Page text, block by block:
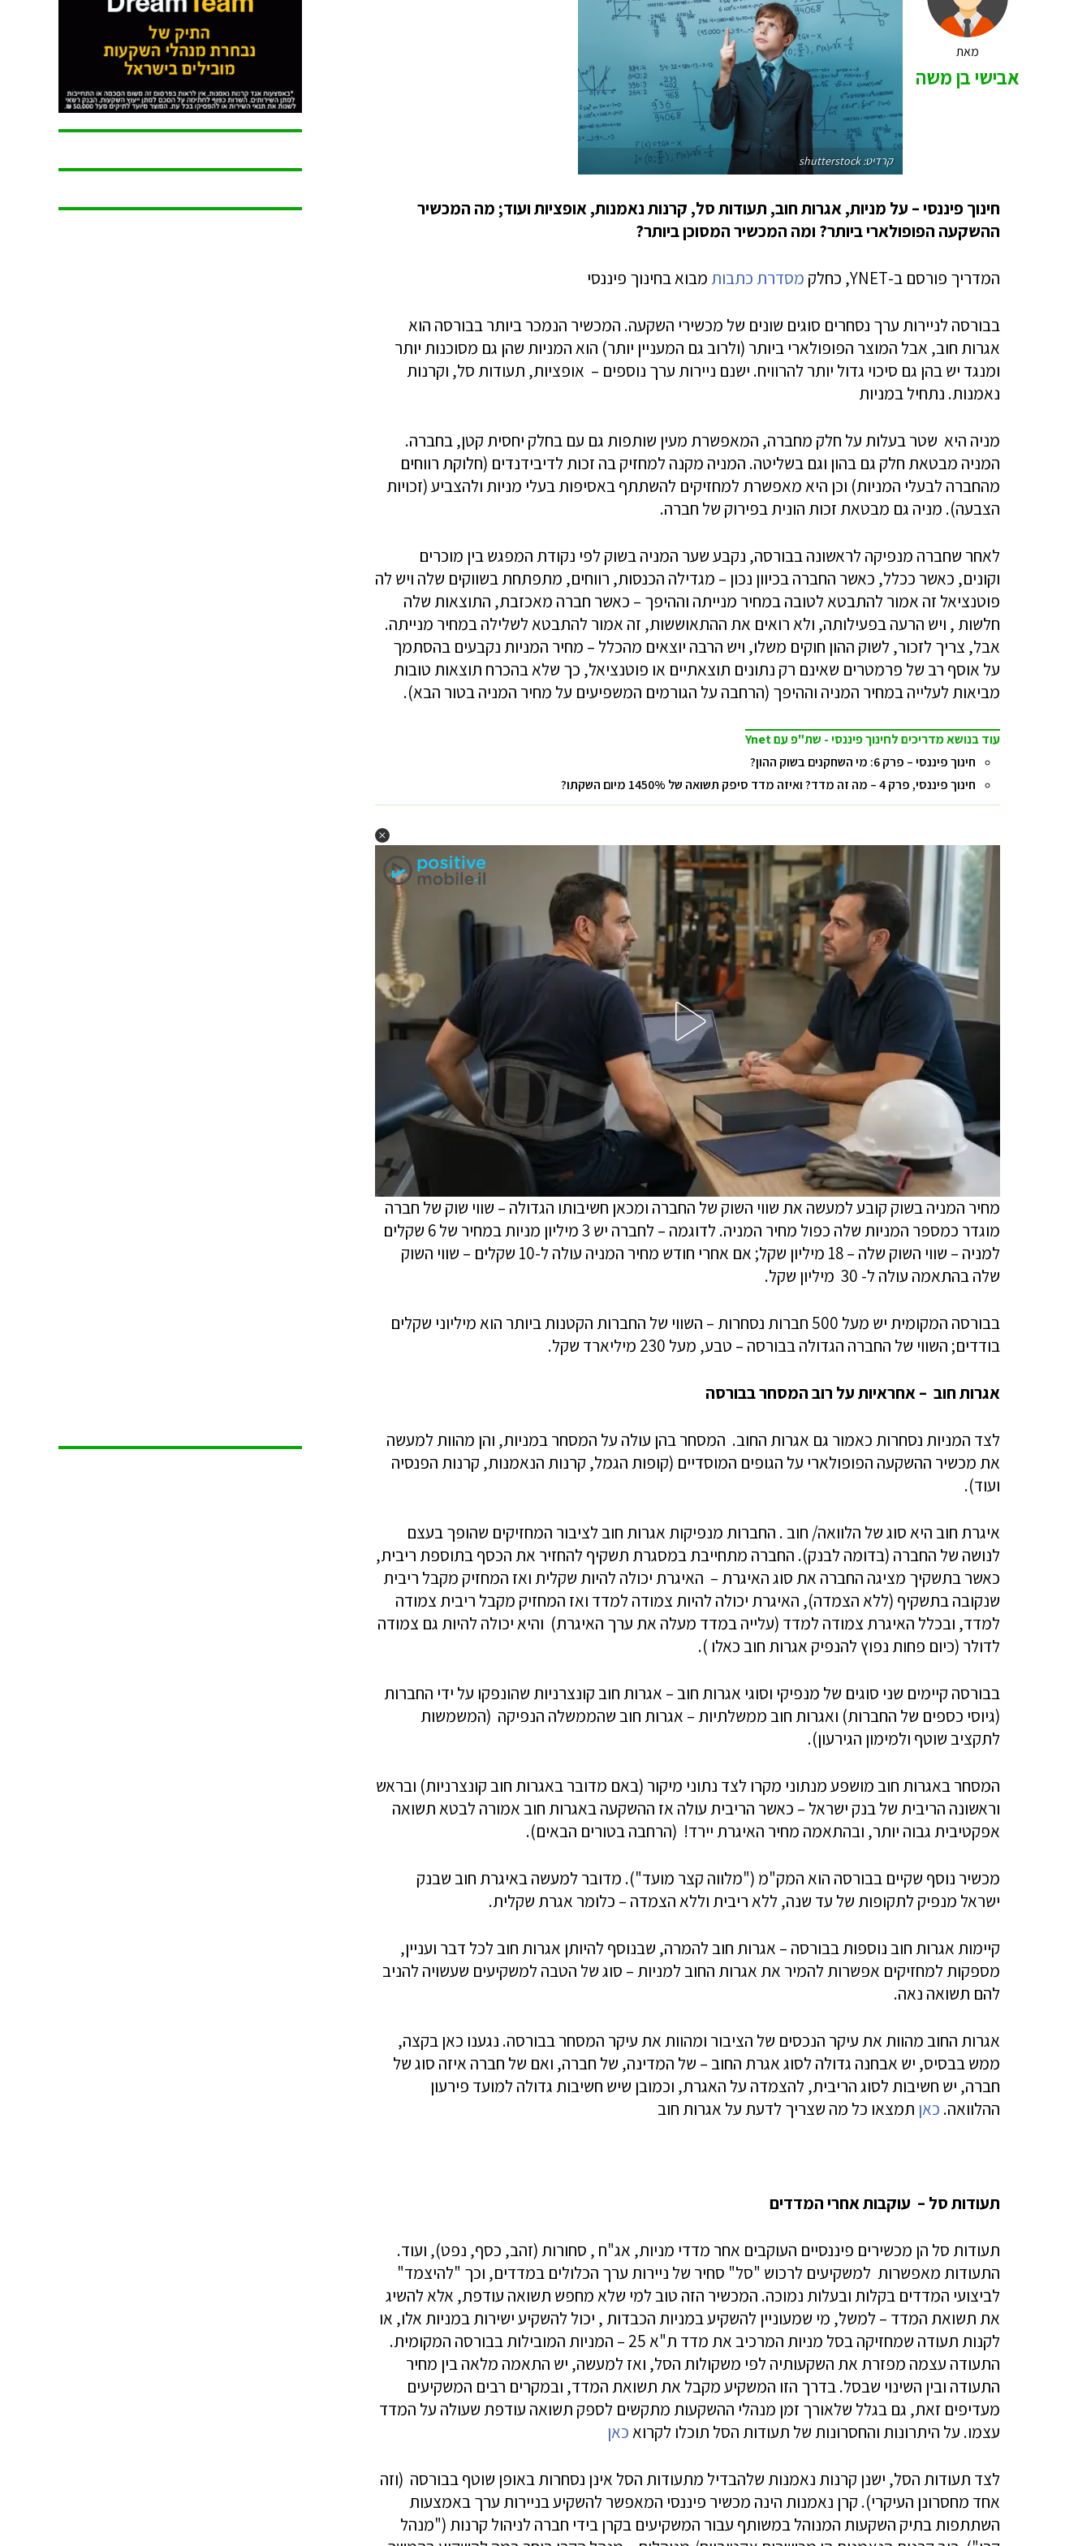
מאת
אבישי בן משה
קרדיט: shutterstock
חינוך פיננסי – על מניות, אגרות חוב, תעודות סל, קרנות נאמנות, אופציות ועוד; מה המכשיר
ההשקעה הפופולארי ביותר? ומה המכשיר המסוכן ביותר?
המדריך פורסם ב-YNET, כחלק מסדרת כתבות מבוא בחינוך פיננסי
בבורסה לניירות ערך נסחרים סוגים שונים של מכשירי השקעה. המכשיר הנמכר ביותר בבורסה הוא
אגרות חוב, אבל המוצר הפופולארי ביותר (ולרוב גם המעניין יותר) הוא המניות שהן גם מסוכנות יותר
ומנגד יש בהן גם סיכוי גדול יותר להרוויח. ישנם ניירות ערך נוספים – אופציות, תעודות סל, וקרנות
נאמנות. נתחיל במניות
מניה היא שטר בעלות על חלק מחברה, המאפשרת מעין שותפות גם עם בחלק יחסית קטן, בחברה.
המניה מבטאת חלק גם בהון וגם בשליטה. המניה מקנה למחזיק בה זכות לדיבידנדים (חלוקת רווחים
מהחברה לבעלי המניות) וכן היא מאפשרת למחזיקים להשתתף באסיפות בעלי מניות ולהצביע (זכויות
הצבעה). מניה גם מבטאת זכות הונית בפירוק של חברה.
לאחר שחברה מנפיקה לראשונה בבורסה, נקבע שער המניה בשוק לפי נקודת המפגש בין מוכרים
וקונים, כאשר ככלל, כאשר החברה בכיוון נכון – מגדילה הכנסות, רווחים, מתפתחת בשווקים שלה ויש לה
פוטנציאל זה אמור להתבטא לטובה במחיר מנייתה וההיפך – כאשר חברה מאכזבת, התוצאות שלה
חלשות , ויש הרעה בפעילותה, ולא רואים את ההתאוששות, זה אמור להתבטא לשלילה במחיר מנייתה.
אבל, צריך לזכור, לשוק ההון חוקים משלו, ויש הרבה יוצאים מהכלל – מחיר המניות נקבעים בהסתמך
על אוסף רב של פרמטרים שאינם רק נתונים תוצאתיים או פוטנציאל, כך שלא בהכרח תוצאות טובות
מביאות לעלייה במחיר המניה וההיפך (הרחבה על הגורמים המשפיעים על מחיר המניה בטור הבא).
עוד בנושא מדריכים לחינוך פיננסי - שת"פ עם Ynet
חינוך פיננסי – פרק 6: מי השחקנים בשוק ההון?
חינוך פיננסי, פרק 4 – מה זה מדד? ואיזה מדד סיפק תשואה של 1450% מיום השקתו?
מחיר המניה בשוק קובע למעשה את שווי השוק של החברה ומכאן חשיבותו הגדולה – שווי שוק של חברה
מוגדר כמספר המניות שלה כפול מחיר המניה. לדוגמה – לחברה יש 3 מיליון מניות במחיר של 6 שקלים
למניה – שווי השוק שלה – 18 מיליון שקל; אם אחרי חודש מחיר המניה עולה ל-10 שקלים – שווי השוק
שלה בהתאמה עולה ל- 30 מיליון שקל.
בבורסה המקומית יש מעל 500 חברות נסחרות – השווי של החברות הקטנות ביותר הוא מיליוני שקלים
בודדים; השווי של החברה הגדולה בבורסה – טבע, מעל 230 מיליארד שקל.
אגרות חוב – אחראיות על רוב המסחר בבורסה
לצד המניות נסחרות כאמור גם אגרות החוב. המסחר בהן עולה על המסחר במניות, והן מהוות למעשה
את מכשיר ההשקעה הפופולארי על הגופים המוסדיים (קופות הגמל, קרנות הנאמנות, קרנות הפנסיה
ועוד).
איגרת חוב היא סוג של הלוואה/ חוב . החברות מנפיקות אגרות חוב לציבור המחזיקים שהופך בעצם
לנושה של החברה (בדומה לבנק). החברה מתחייבת במסגרת תשקיף להחזיר את הכסף בתוספת ריבית,
כאשר בתשקיך מציגה החברה את סוג האיגרת – האיגרת יכולה להיות שקלית ואז המחזיק מקבל ריבית
שנקובה בתשקיף (ללא הצמדה), האיגרת יכולה להיות צמודה למדד ואז המחזיק מקבל ריבית צמודה
למדד, ובכלל האיגרת צמודה למדד (עלייה במדד מעלה את ערך האיגרת) והיא יכולה להיות גם צמודה
לדולר (כיום פחות נפוץ להנפיק אגרות חוב כאלו ).
בבורסה קיימים שני סוגים של מנפיקי וסוגי אגרות חוב – אגרות חוב קונצרניות שהונפקו על ידי החברות
(גיוסי כספים של החברות) ואגרות חוב ממשלתיות – אגרות חוב שהממשלה הנפיקה (המשמשות
לתקציב שוטף ולמימון הגירעון).
המסחר באגרות חוב מושפע מנתוני מקרו לצד נתוני מיקור (באם מדובר באגרות חוב קונצרניות) ובראש
וראשונה הריבית של בנק ישראל – כאשר הריבית עולה אז ההשקעה באגרות חוב אמורה לבטא תשואה
אפקטיבית גבוה יותר, ובהתאמה מחיר האיגרת יירד! (הרחבה בטורים הבאים).
מכשיר נוסף שקיים בבורסה הוא המק"מ ("מלווה קצר מועד"). מדובר למעשה באיגרת חוב שבנק
ישראל מנפיק לתקופות של עד שנה, ללא ריבית וללא הצמדה – כלומר אגרת שקלית.
קיימות אגרות חוב נוספות בבורסה – אגרות חוב להמרה, שבנוסף להיותן אגרות חוב לכל דבר ועניין,
מספקות למחזיקים אפשרות להמיר את אגרות החוב למניות – סוג של הטבה למשקיעים שעשויה להניב
להם תשואה נאה.
אגרות החוב מהוות את עיקר הנכסים של הציבור ומהוות את עיקר המסחר בבורסה. נגענו כאן בקצה,
ממש בבסיס, יש אבחנה גדולה לסוג אגרת החוב – של המדינה, של חברה, ואם של חברה איזה סוג של
חברה, יש חשיבות לסוג הריבית, להצמדה על האגרת, וכמובן שיש חשיבות גדולה למועד פירעון
ההלוואה. כאן תמצאו כל מה שצריך לדעת על אגרות חוב
תעודות סל – עוקבות אחרי המדדים
תעודות סל הן מכשירים פיננסיים העוקבים אחר מדדי מניות, אג"ח , סחורות (זהב, כסף, נפט), ועוד.
התעודות מאפשרות למשקיעים לרכוש "סל" סחיר של ניירות ערך הכלולים במדדים, וכך "להיצמד"
לביצועי המדדים בקלות ובעלות נמוכה. המכשיר הזה טוב למי שלא מחפש תשואה עודפת, אלא להשיג
את תשואת המדד – למשל, מי שמעוניין להשקיע במניות הכבדות , יכול להשקיע ישירות במניות אלו, או
לקנות תעודה שמחזיקה בסל מניות המרכיב את מדד ת"א 25 – המניות המובילות בבורסה המקומית.
התעודה עצמה מפזרת את השקעותיה לפי משקולות הסל, ואז למעשה, יש התאמה מלאה בין מחיר
התעודה ובין השינוי שבסל. בדרך הזו המשקיע מקבל את תשואת המדד, ובמקרים רבים המשקיעים
מעדיפים זאת, גם בגלל שלאורך זמן מנהלי ההשקעות מתקשים לספק תשואה עודפת שעולה על המדד
עצמו. על היתרונות והחסרונות של תעודות הסל תוכלו לקרואכאן
לצד תעודות הסל, ישנן קרנות נאמנות שלהבדיל מתעודות הסל אינן נסחרות באופן שוטף בבורסה (וזה
אחד מחסרונן העיקרי). קרן נאמנות הינה מכשיר פיננסי המאפשר להשקיע בניירות ערך באמצעות
השתתפות בתיק השקעות המנוהל במשותף עבור המשקיעים בקרן בידי חברה לניהול קרנות ("מנהל